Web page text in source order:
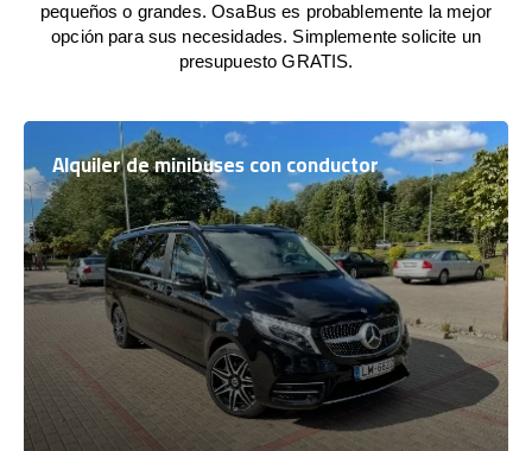
pequeños o grandes. OsaBus es probablemente la mejor
opción para sus necesidades. Simplemente solicite un
presupuesto GRATIS.
Alquiler de minibuses con conductor